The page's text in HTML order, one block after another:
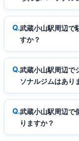
武蔵小山駅周辺で
すか？
武蔵小山駅周辺で
ソナルジムはあり
武蔵小山駅周辺で
りますか？